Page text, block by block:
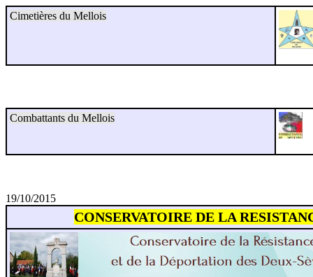
Cimetières du Mellois
Combattants du Mellois
19/10/2015
CONSERVATOIRE DE LA